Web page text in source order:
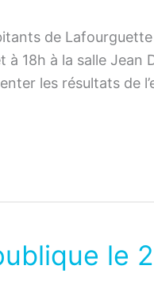
de
à 18h à la salle
les résultats de
le